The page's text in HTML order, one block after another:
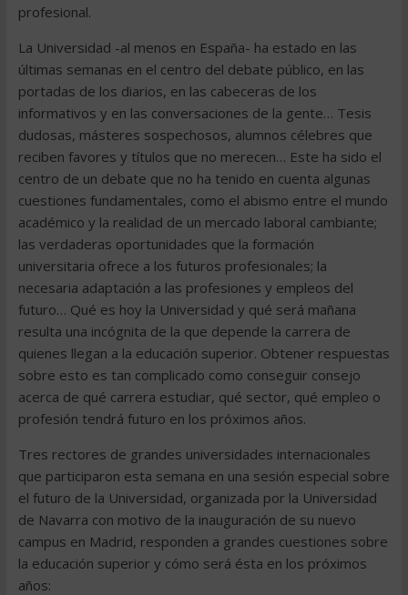
profesional.
La Universidad -al menos en España- ha estado en las
últimas semanas en el centro del debate público, en las
portadas de los diarios, en las cabeceras de los
informativos y en las conversaciones de la gente… Tesis
dudosas, másteres sospechosos, alumnos célebres que
reciben favores y títulos que no merecen… Este ha sido el
centro de un debate que no ha tenido en cuenta algunas
cuestiones fundamentales, como el abismo entre el mundo
académico y la realidad de un mercado laboral cambiante;
las verdaderas oportunidades que la formación
universitaria ofrece a los futuros profesionales; la
necesaria adaptación a las profesiones y empleos del
futuro… Qué es hoy la Universidad y qué será mañana
resulta una incógnita de la que depende la carrera de
quienes llegan a la educación superior. Obtener respuestas
sobre esto es tan complicado como conseguir consejo
acerca de qué carrera estudiar, qué sector, qué empleo o
profesión tendrá futuro en los próximos años.
Tres rectores de grandes universidades internacionales
que participaron esta semana en una sesión especial sobre
el futuro de la Universidad, organizada por la Universidad
de Navarra con motivo de la inauguración de su nuevo
campus en Madrid, responden a grandes cuestiones sobre
la educación superior y cómo será ésta en los próximos
años: